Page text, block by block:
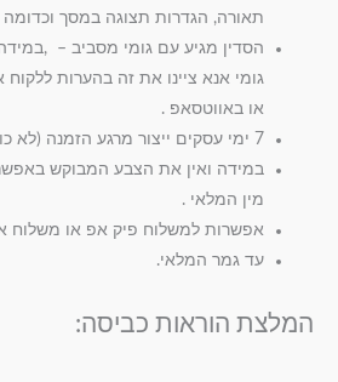
תאורה, הגדרות תצוגה במסך וכדומה
הסדין מגיע עם גומי מסביב –
גומי אנא ציינו את זה בהערות ללקוח
או באווטסאפ .
7 ימי עסקים ייצור מרגע הזמנה (לא כולל זמן משלוח) .
במידה ואין את הצבע המבוקש
מין המלאי .
אפשרות למשלוח פיק אפ או משלוח
עד גמר המלאי.
המלצת הוראות כביסה: